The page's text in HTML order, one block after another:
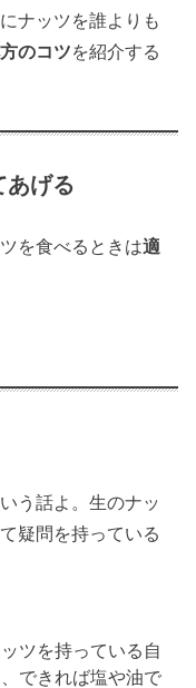
ナッツを誰よりも
のコツを紹介する
あげる
を食べるときは適
う話よ。生のナッ
疑問を持っている
ツを持っている自
できれば塩や油で